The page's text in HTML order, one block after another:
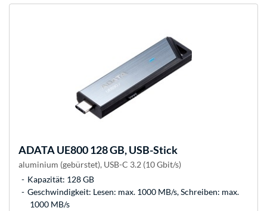
ADATAUE800 128 GB, USB-Stick
aluminium (gebürstet), USB-C 3.2 (10 Gbit/s)
Kapazität: 128 GB
Geschwindigkeit: Lesen: max. 1000 MB/s, Schreiben: max.
1000 MB/s